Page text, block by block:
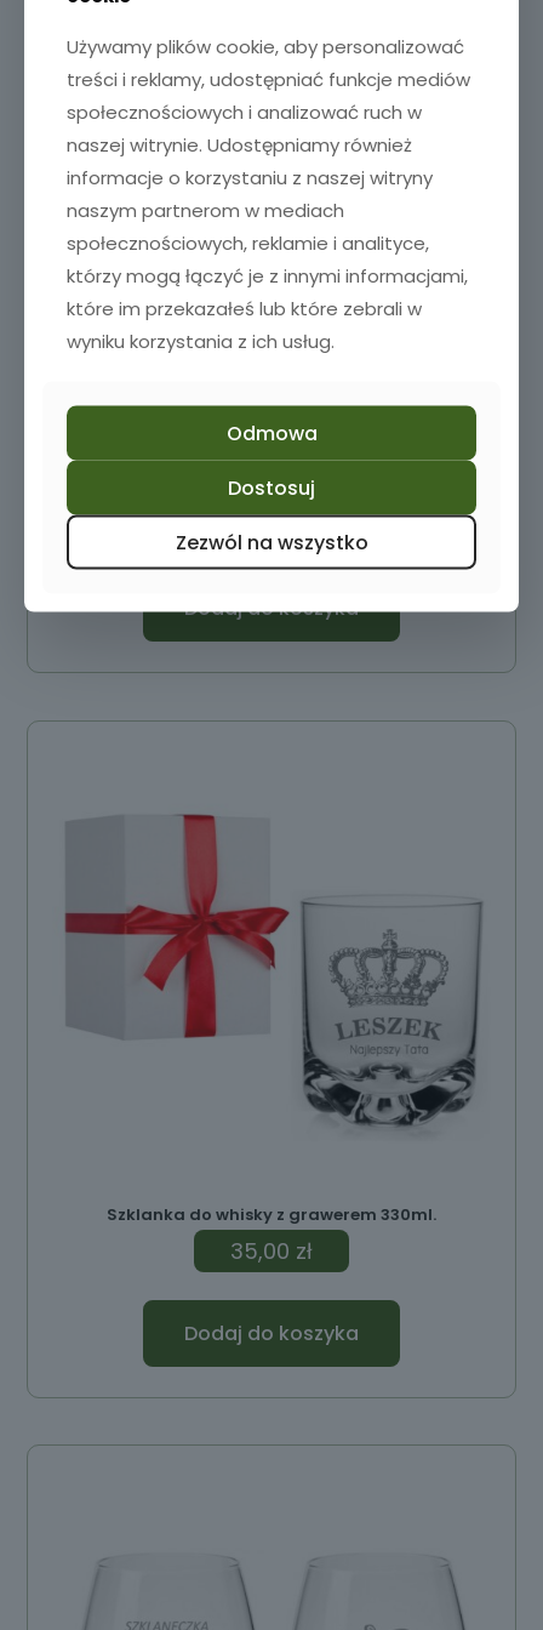
Szklanka do latte z grawerem
35,00zł
Dodaj do koszyka
Szklanka do whisky z grawerem 330ml.
35,00 zł
Dodaj do koszyka
Używamy plików cookie, aby personalizować
treści i reklamy, udostępniać funkcje mediów
społecznościowych i analizować ruch w
naszej witrynie. Udostępniamy również
informacje o korzystaniu z naszej witryny
naszym partnerom w mediach
społecznościowych, reklamie i analityce,
którzy mogą łączyć je z innymi informacjami,
które im przekazałeś lub które zebrali w
wyniku korzystania z ich usług.
Odmowa
Dostosuj
Zezwól na wszystko